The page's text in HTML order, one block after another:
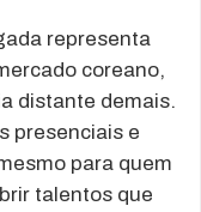
representa
coreano,
distante demais.
presenciais e
para quem
talentos que